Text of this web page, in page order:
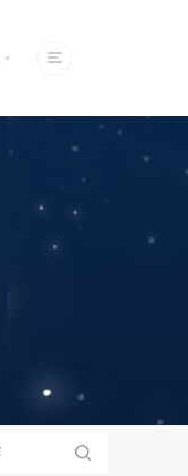
上下面贴标机